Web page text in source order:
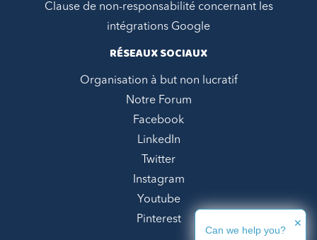
Clause de non-responsabilité concernant les
intégrations Google
RÉSEAUX SOCIAUX
Organisation à but non lucratif
Notre Forum
Facebook
LinkedIn
Twitter
Instagram
Youtube
Pinterest
Can we help you?
✕